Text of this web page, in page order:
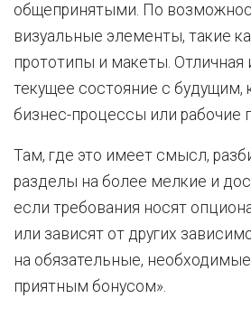
общепринятыми. По
визуальные элементы, такие
прототипы и макеты. Отличная
текущее состояние с будущим,
бизнес-процессы или рабочие
Там, где это имеет смысл,
разделы на более мелкие и
если требования носят
или зависят от других
на обязательные,
приятным бонусом».